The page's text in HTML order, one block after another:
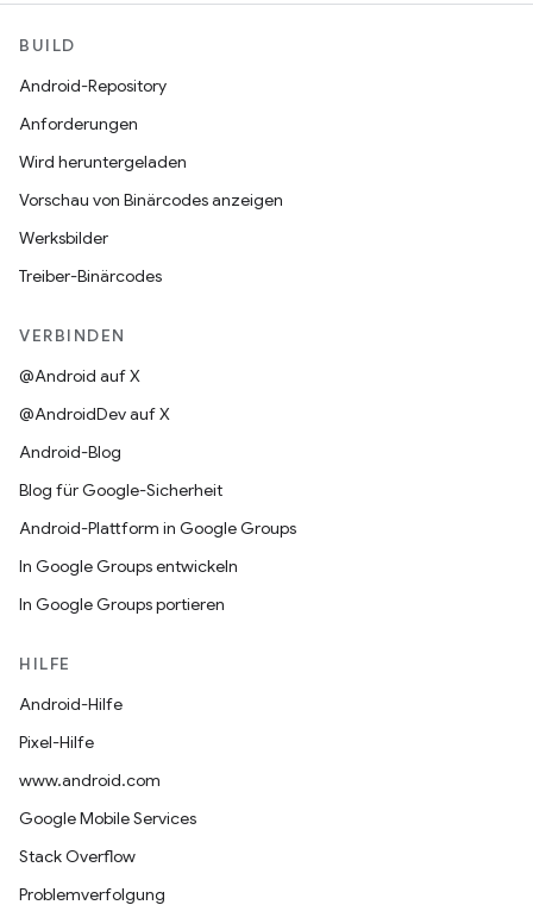
BUILD
Android-Repository
Anforderungen
Wird heruntergeladen
Vorschau von Binärcodes anzeigen
Werksbilder
Treiber-Binärcodes
VERBINDEN
@Android auf X
@AndroidDev auf X
Android-Blog
Blog für Google-Sicherheit
Android-Plattform in Google Groups
In Google Groups entwickeln
In Google Groups portieren
HILFE
Android-Hilfe
Pixel-Hilfe
www.android.com
Google Mobile Services
Stack Overflow
Problemverfolgung